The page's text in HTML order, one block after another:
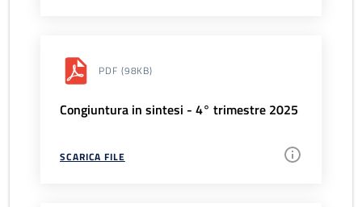
PDF (98KB)
Congiuntura in sintesi - 4° trimestre 2025
SCARICA FILE